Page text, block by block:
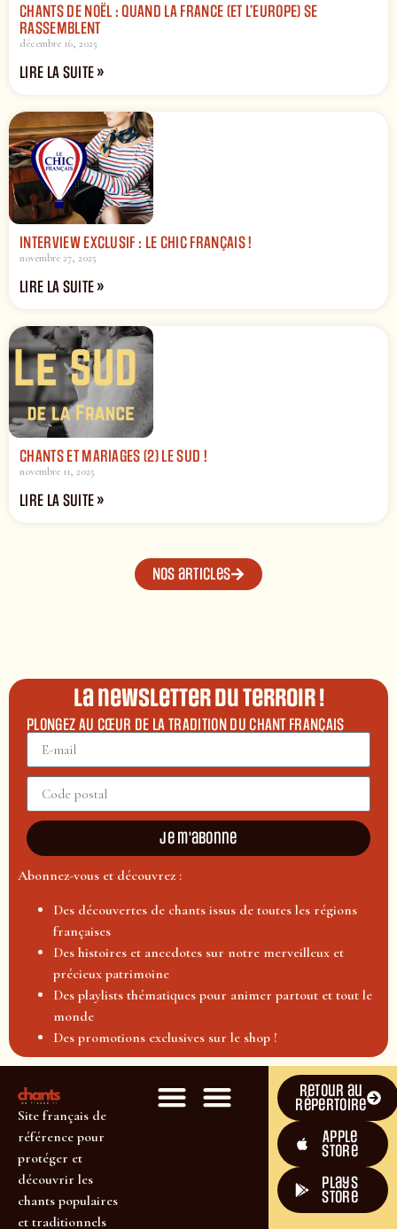
CHANTS DE NOËL : QUAND LA FRANCE (ET L’EUROPE) SE
RASSEMBLENT
décembre 16, 2025
LIRE LA SUITE »
INTERVIEW EXCLUSIF : LE CHIC FRANÇAIS !
novembre 27, 2025
LIRE LA SUITE »
CHANTS ET MARIAGES (2) LE SUD !
novembre 11, 2025
LIRE LA SUITE »
Nos articles
La newsletter du terroir !
PLONGEZ AU CŒUR DE LA TRADITION DU CHANT FRANÇAIS
Je m'abonne
Abonnez-vous et découvrez :
Des découvertes de chants issus de toutes les régions
françaises
Des histoires et anecdotes sur notre merveilleux et
précieux patrimoine
Des playlists thématiques pour animer partout et tout le
monde
Des promotions exclusives sur le shop !
Site français de
référence pour
protéger et
découvrir les
chants populaires
et traditionnels
Retour au
répertoire
Apple
Store
plays
store